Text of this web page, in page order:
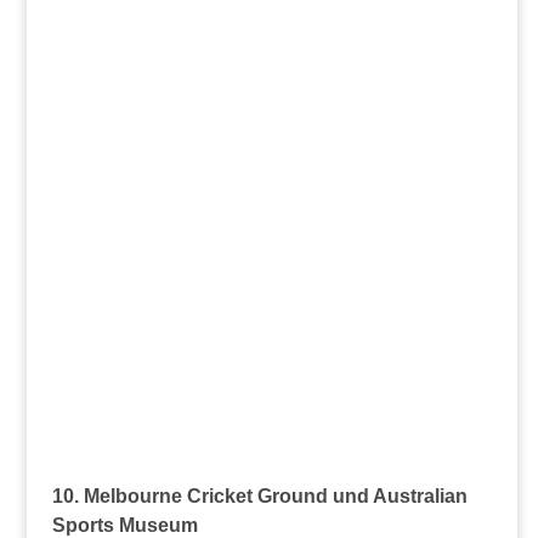
10. Melbourne Cricket Ground und Australian
Sports Museum